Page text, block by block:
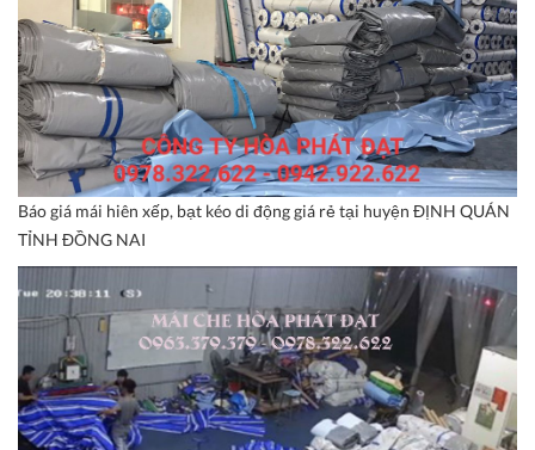
Báo giá mái hiên xếp, bạt kéo di động giá rẻ tại huyện ĐỊNH QUÁN
TỈNH ĐỒNG NAI